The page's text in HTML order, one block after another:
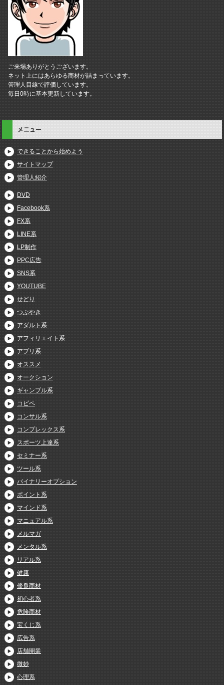
ご来場ありがとうございます。
ネット上にはあらゆる商材が詰まっています。
管理人目線で評価しています。
毎日0時に基本更新しています。
メニュー
できることから始めよう
サイトマップ
管理人紹介
DVD
Facebook系
FX系
LINE系
LP制作
PPC広告
SNS系
YOUTUBE
せどり
つぶやき
アダルト系
アフィリエイト系
アプリ系
オススメ
オークション
ギャンブル系
コピペ
コンサル系
コンプレックス系
スポーツ上達系
セミナー系
ツール系
バイナリーオプション
ポイント系
マインド系
マニュアル系
メルマガ
メンタル系
リアル系
健康
優良商材
初心者系
危険商材
宝くじ系
広告系
店舗開業
微妙
心理系